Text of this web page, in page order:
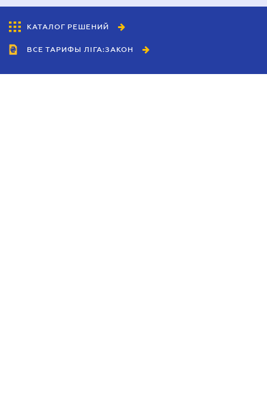
КАТАЛОГ РЕШЕНИЙ
ВСЕ ТАРИФЫ ЛІГА:ЗАКОН